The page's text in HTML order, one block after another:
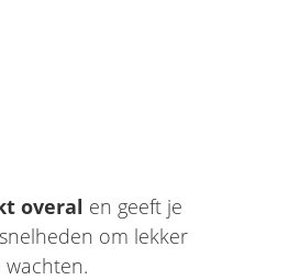
overal en geeft je
om lekker